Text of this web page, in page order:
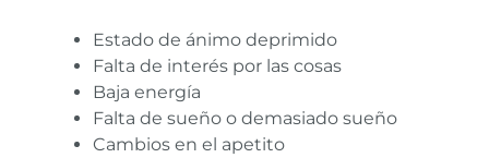
Estado de ánimo deprimido
Falta de interés por las cosas
Baja energía
Falta de sueño o demasiado sueño
Cambios en el apetito